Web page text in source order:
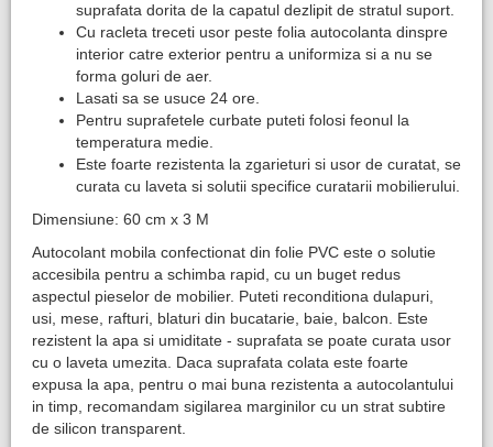
suprafata dorita de la capatul dezlipit de stratul suport.
Cu racleta treceti usor peste folia autocolanta dinspre
interior catre exterior pentru a uniformiza si a nu se
forma goluri de aer.
Lasati sa se usuce 24 ore.
Pentru suprafetele curbate puteti folosi feonul la
temperatura medie.
Este foarte rezistenta la zgarieturi si usor de curatat, se
curata cu laveta si solutii specifice curatarii mobilierului.
Dimensiune: 60 cm x 3 M
Autocolant mobila confectionat din folie PVC este o solutie
accesibila pentru a schimba rapid, cu un buget redus
aspectul pieselor de mobilier. Puteti reconditiona dulapuri,
usi, mese, rafturi, blaturi din bucatarie, baie, balcon. Este
rezistent la apa si umiditate - suprafata se poate curata usor
cu o laveta umezita. Daca suprafata colata este foarte
expusa la apa, pentru o mai buna rezistenta a autocolantului
in timp, recomandam sigilarea marginilor cu un strat subtire
de silicon transparent.